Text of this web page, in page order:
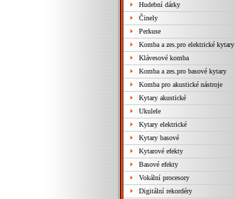
Hudební dárky
Činely
Perkuse
Komba a zes.pro elektrické kytary
Klávesové komba
Komba a zes.pro basové kytary
Komba pro akustické nástroje
Kytary akustické
Ukulele
Kytary elektrické
Kytary basové
Kytarové efekty
Basové efekty
Vokální procesory
Digitální rekordéry